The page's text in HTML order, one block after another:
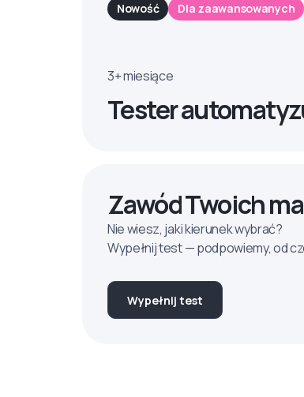
Nowość Dla zaawansowanych
3+ miesiące
Tester
Zawód Twoich
Nie wiesz, jaki kierunek wybrać?
Wypełnij test — podpowiemy, od
Wypełnij test